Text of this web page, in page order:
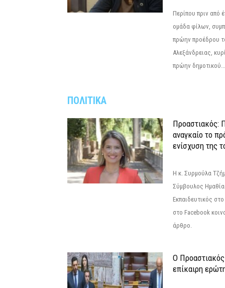
Περίπου πριν από
ομάδα φίλων,
πρώην προέδρου
Αλεξάνδρειας,
πρώην δημοτικού...
ΠΟΛΙΤΙΚΑ
Προαστιακός:
αναγκαίο το
ενίσχυση της
Η κ. Συρμούλα
Σύμβουλος
Εκπαιδευτικός
στο Facebook
άρθρο.
Ο
επίκαιρη